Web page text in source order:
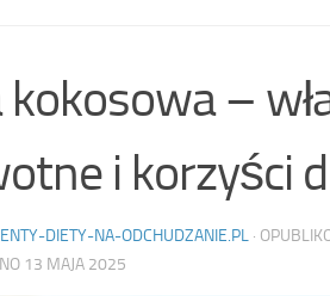
kokosowa –
i korzyści
DIETY-NA-ODCHUDZANIE.PL ·
13 MAJA 2025